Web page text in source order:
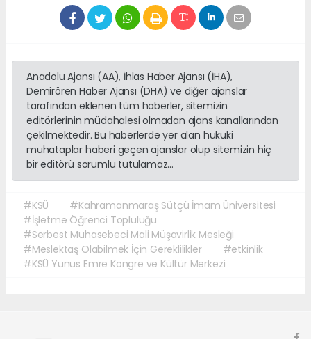
Anadolu Ajansı (AA), İhlas Haber Ajansı (İHA),
Demirören Haber Ajansı (DHA) ve diğer ajanslar
tarafından eklenen tüm haberler, sitemizin
editörlerinin müdahalesi olmadan ajans kanallarından
çekilmektedir. Bu haberlerde yer alan hukuki
muhataplar haberi geçen ajanslar olup sitemizin hiç
bir editörü sorumlu tutulamaz...
#KSÜ
#Kahramanmaraş Sütçü İmam Üniversitesi
#İşletme Öğrenci Topluluğu
#Serbest Muhasebeci Mali Müşavirlik Mesleği
#Meslektaş Olabilmek İçin Gereklilikler
#etkinlik
#KSÜ Yunus Emre Kongre ve Kültür Merkezi